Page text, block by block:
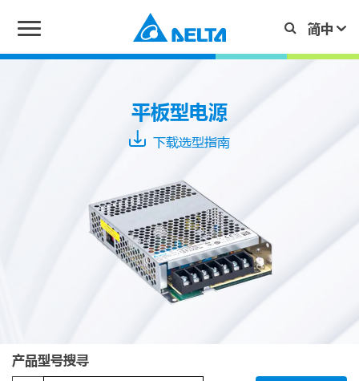
平板型电源
下载选型指南
产品型号搜寻
PMH
Power